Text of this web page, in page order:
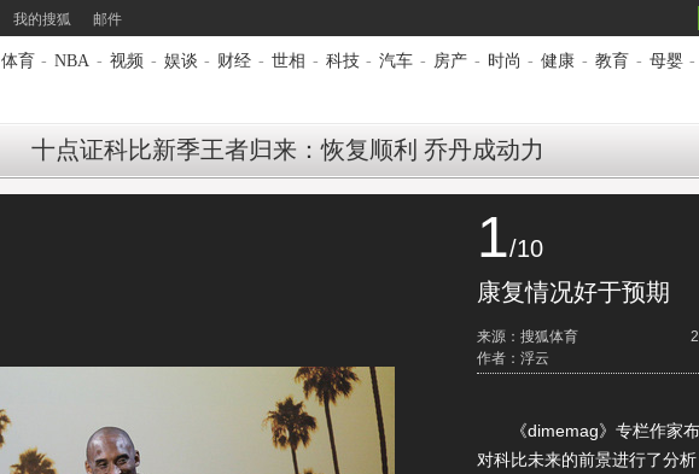
我的搜狐 邮件
体育 - NBA - 视频 - 娱谈 - 财经 - 世相 - 科技 - 汽车 - 房产 - 时尚 - 健康 - 教育 - 母婴 -
十点证科比新季王者归来：恢复顺利 乔丹成动力
1/10
康复情况好于预期
来源：搜狐体育
作者：浮云
《dimemag》专栏作家布
对科比未来的前景进行了分